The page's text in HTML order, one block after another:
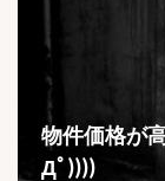
物件価格が
Дﾟ))))